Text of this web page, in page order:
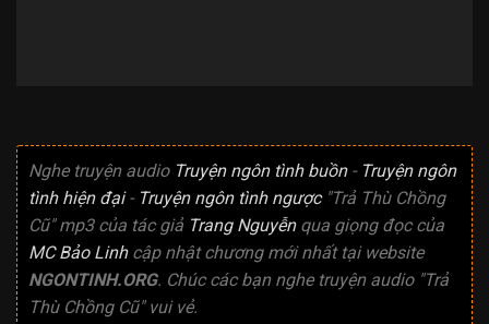
Nghe truyện audio Truyện ngôn tình buồn- Truyện ngôn
tình hiện đại- Truyện ngôn tình ngược"Trả Thù Chồng
Cũ" mp3 của tác giả Trang Nguyễnqua giọng đọc của
MC Bảo Linhcập nhật chương mới nhất tại website
NGONTINH.ORG. Chúc các bạn nghe truyện audio "Trả
Thù Chồng Cũ" vui vẻ.